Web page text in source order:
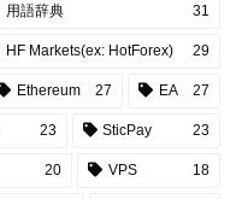
用語辞典 31
HF Markets(ex: HotForex) 29
Ethereum 27 EA 27
23 SticPay 23
20 VPS 18